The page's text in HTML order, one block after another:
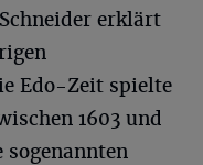
erklärt
Edo-Zeit spielte
1603 und
sogenannten